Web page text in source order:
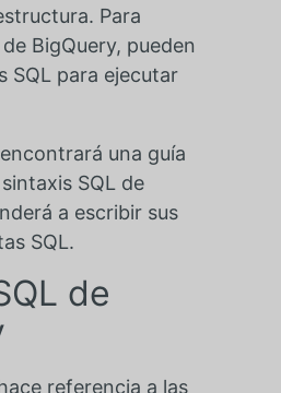
Para
BigQuery, pueden
SQL para ejecutar
una guía
SQL de
a escribir sus
SQL.
de
referencia a las